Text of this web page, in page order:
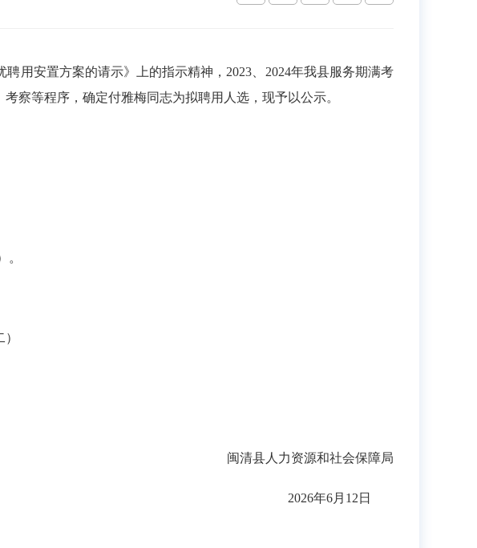
用安置方案的请示》上的指示精神，2023、2024年我县服务期满考
察等程序，确定付雅梅同志为拟聘用人选，现予以公示。
闽清县人力资源和社会保障局
2026年6月12日